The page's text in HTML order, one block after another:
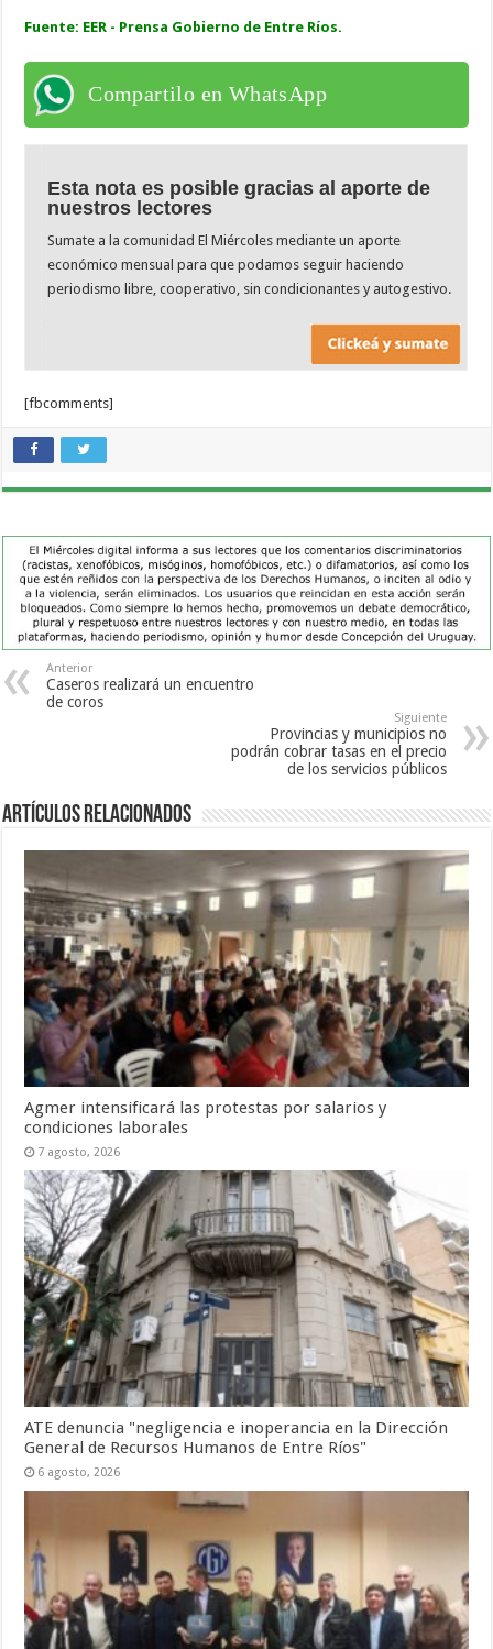
Fuente: EER - Prensa Gobierno de Entre Ríos.
Compartilo en WhatsApp
Esta nota es posible gracias al aporte de
nuestros lectores
Sumate a la comunidad El Miércoles mediante un aporte
económico mensual para que podamos seguir haciendo
periodismo libre, cooperativo, sin condicionantes y autogestivo.
[fbcomments]
Anterior
Caseros realizará un encuentro
de coros
Siguiente
Provincias y municipios no
podrán cobrar tasas en el precio
de los servicios públicos
Artículos Relacionados
Agmer intensificará las protestas por salarios y
condiciones laborales
7 agosto, 2026
ATE denuncia "negligencia e inoperancia en la Dirección
General de Recursos Humanos de Entre Ríos"
6 agosto, 2026